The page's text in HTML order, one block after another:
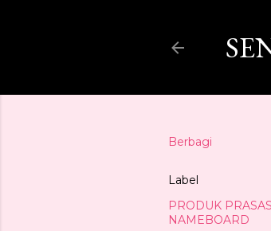
Berbagi
Label
PRODUK
NAMEBOARD